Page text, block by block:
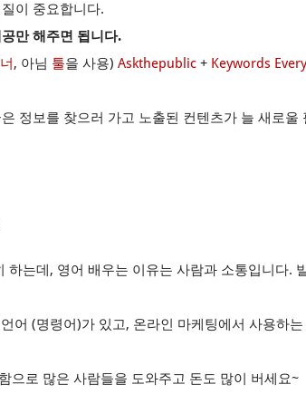
이 중요합니다.
만 해주면 됩니다.
, 아님 툴을 사용) Askthepublic + Keywords
정보를 찾으러 가고 노출된 컨텐츠가 늘 새로울
하는데, 영어 배우는 이유는 사람과 소통입니다.
어 (명령어)가 있고, 온라인 마케팅에서 사용하는
으로 많은 사람들을 도와주고 돈도 많이 버세요~